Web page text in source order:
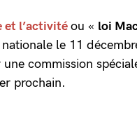
et l’activitéou « loi
le 11
commission
prochain.